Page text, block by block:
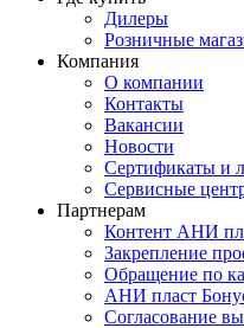
Дилеры
Розничные
Компания
О компании
Контакты
Вакансии
Новости
Сертификаты и
Сервисные
Партнерам
Контент АНИ
Закрепление
Обращение по
АНИ пласт
Согласование